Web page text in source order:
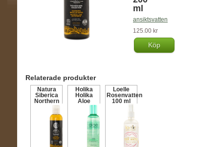
ml
ansiktsvatten
125.00 kr
Köp
Relaterade produkter
Natura
Siberica
Northern
Cleansing
Micellar
Water 200
Holika
Holika
Aloe
Soothing
Essence
98% Toner
200 ml
Loelle
Rosenvatten
100 ml